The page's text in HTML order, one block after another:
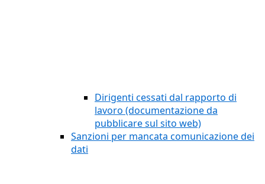
Dirigenti cessati dal rapporto di
lavoro (documentazione da
pubblicare sul sito web)
Sanzioni per mancata comunicazione dei
dati